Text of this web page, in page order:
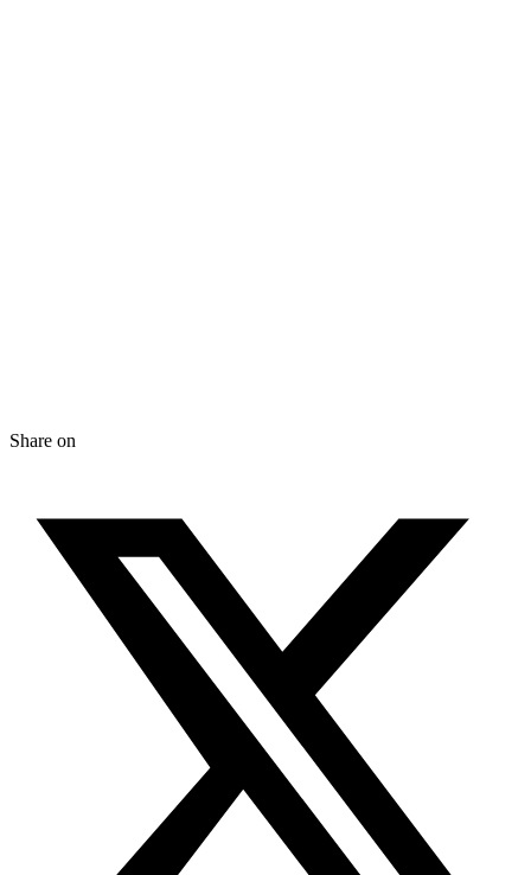
Share on